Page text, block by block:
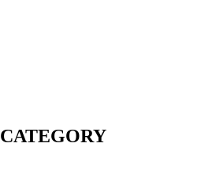
CATEGORY